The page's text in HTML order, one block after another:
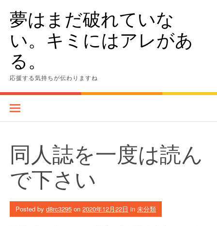
content夢はまだ破れていな
い。キミにはアレがあ
る。
応援する気持ちが伝わりますね
同人誌を一度は読ん
で下さい
Posted by d8rc3295 on 2020年12月22日 in 未分類